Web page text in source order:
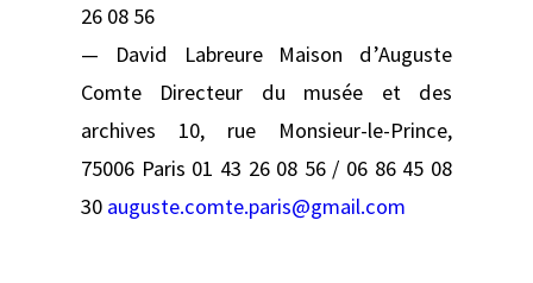
26 08 56
— David Labreure Maison d’Auguste
Comte Directeur du musée et des
archives 10, rue Monsieur-le-Prince,
75006 Paris 01 43 26 08 56 / 06 86 45 08
30 auguste.comte.paris@gmail.com